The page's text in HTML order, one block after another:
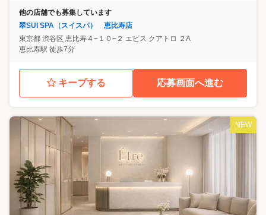
他の店舗でも募集しています
翠SUI SPA（スイスパ） 恵比寿店
東京都 渋谷区 恵比寿４−１０−２ エビス クアトロ ２A
恵比寿駅 徒歩7分
キープする 応募画面へ進む
NEW